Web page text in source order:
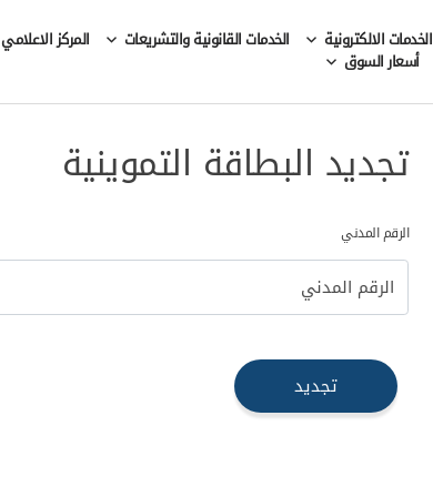
الخدمات الالكترونية الخدمات القانونية والتشريعات المركز الاعلامي
أسعار السوق
تجديد البطاقة التموينية
الرقم المدني
تجديد